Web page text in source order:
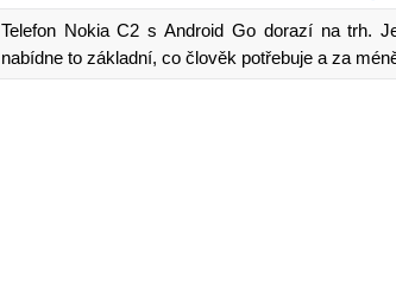
Telefon Nokia C2 s Android Go dorazí na trh.
nabídne to základní, co člověk potřebuje a za